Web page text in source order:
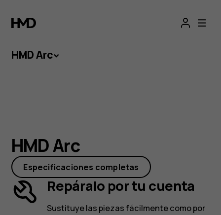
HMD
Arc
HMD Arc
Un precio reducido y lo esencial de un
smartphone: con HMD Arc tendrás las dos
cosas. Además, gracias a un diseño fácil de
reparar y una batería que te mantiene en
marcha, este peso ligero podrá a los demás
contra las cuerdas.
HMD Arc
Especificaciones completas
Repáralo por tu cuenta
Sustituye las piezas fácilmente como por